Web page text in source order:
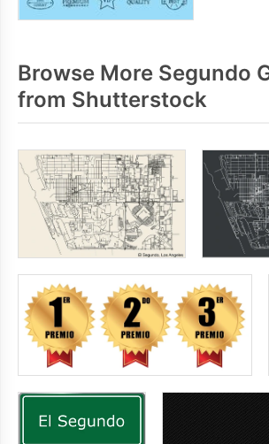
Browse More Segundo
from Shutterstock